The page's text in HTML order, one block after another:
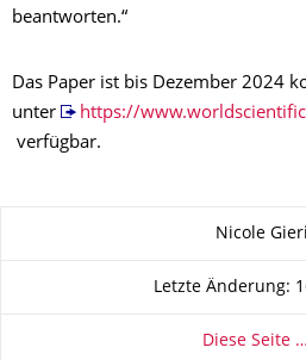
beantworten.“
Das Paper ist bis Dezember 2024
unter
https://
verfügbar.
Nicole
Letzte Änderung:
Diese Seite …